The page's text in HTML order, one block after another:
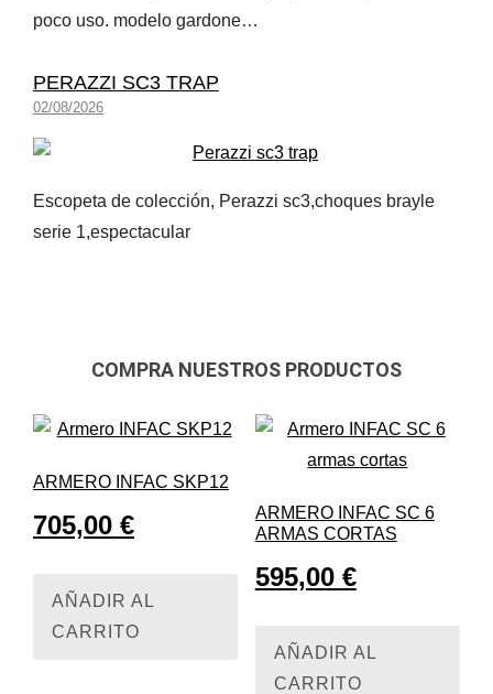
poco uso. modelo gardone…
PERAZZI SC3 TRAP
02/08/2026
Escopeta de colección, Perazzi sc3,choques brayle
serie 1,espectacular
COMPRA NUESTROS PRODUCTOS
ARMERO INFAC SKP12
705,00 €
AÑADIR AL
CARRITO
ARMERO INFAC SC 6
ARMAS CORTAS
595,00 €
AÑADIR AL
CARRITO